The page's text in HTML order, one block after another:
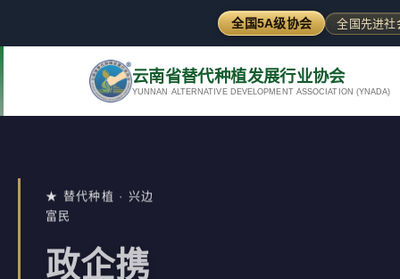
全国5A级协会 全国先进社
云南省替代种植发展行业协会
YUNNAN ALTERNATIVE DEVELOPMENT ASSOCIATION (YNADA)
★ 替代种植 · 兴边
富民
政企携